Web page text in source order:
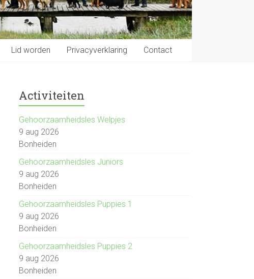
Lid worden Privacyverklaring Contact
Activiteiten
Gehoorzaamheidsles Welpjes
9 aug 2026
Bonheiden
Gehoorzaamheidsles Juniors
9 aug 2026
Bonheiden
Gehoorzaamheidsles Puppies 1
9 aug 2026
Bonheiden
Gehoorzaamheidsles Puppies 2
9 aug 2026
Bonheiden